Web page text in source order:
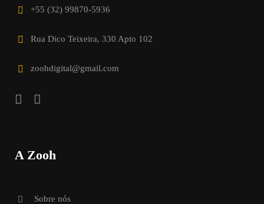
+55 (32) 99870-5936
Rua Dico Teixeira, 330 Apto 102
zoohdigital@gmail.com
A Zooh
Sobre nós